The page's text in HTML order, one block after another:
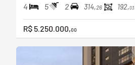
4 5 2 314,26 192,03
R$ 5.250.000,00